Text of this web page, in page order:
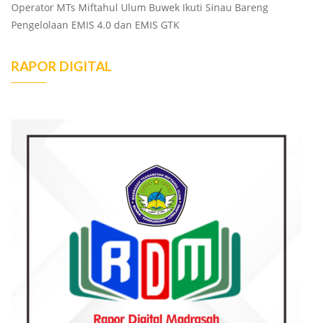
Operator MTs Miftahul Ulum Buwek Ikuti Sinau Bareng
Pengelolaan EMIS 4.0 dan EMIS GTK
RAPOR DIGITAL